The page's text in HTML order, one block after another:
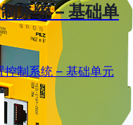
系统 – 基础单
制系统 – 基础单元